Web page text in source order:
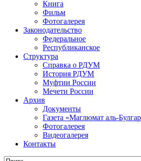
Книга
Фильм
Фотогалерея
Законодательство
Федеральное
Республиканское
Структура
Справка о РДУМ
История РДУМ
Муфтии России
Мечети России
Архив
Документы
Газета «Маглюмат аль-
Фотогалерея
Видеогалерея
Контакты